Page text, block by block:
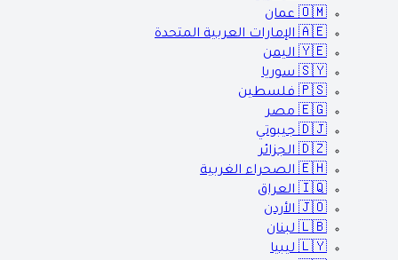
🇴🇲 عمان
🇦🇪 الإمارات العربية المتحدة
🇾🇪 اليمن
🇸🇾 سوريا
🇵🇸 فلسطين
🇪🇬 مصر
🇩🇯 جيبوتي
🇩🇿 الجزائر
🇪🇭 الصحراء الغربية
🇮🇶 العراق
🇯🇴 الأردن
🇱🇧 لبنان
🇱🇾 ليبيا